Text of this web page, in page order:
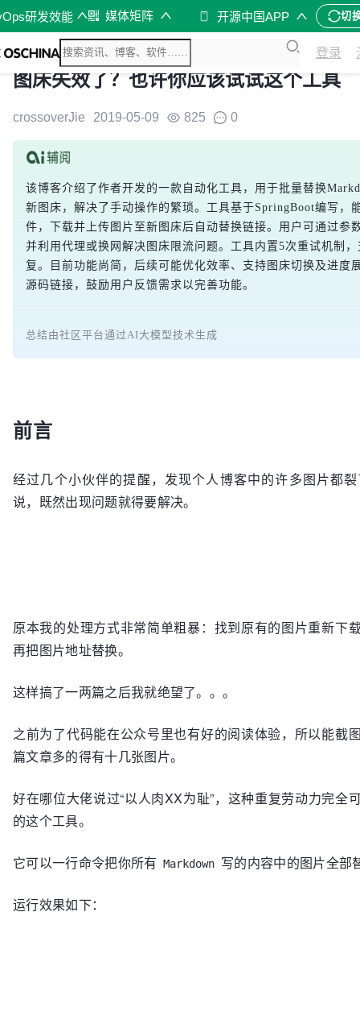
研发效能 媒体矩阵 开源中国APP 切
登录
图床失效了？也许你应该试试这个工具
crossoverJie 2019-05-09 825 0
该博客介绍了作者开发的一款自动化工具，用于批量替换
新图床，解决了手动操作的繁琐。工具基于SpringBoot编写，
件，下载并上传图片至新图床后自动替换链接。用户可通过参
并利用代理或换网解决图床限流问题。工具内置5次重试机制
复。目前功能尚简，后续可能优化效率、支持图床切换及进度
源码链接，鼓励用户反馈需求以完善功能。
总结由社区平台通过AI大模型技术生成
前言
经过几个小伙伴的提醒，发现个人博客中的许多图片都
说，既然出现问题就得要解决。
原本我的处理方式非常简单粗暴：找到原有的图片重新下
再把图片地址替换。
这样搞了一两篇之后我就绝望了。。。
之前为了代码能在公众号里也有好的阅读体验，所以能截
篇文章多的得有十几张图片。
好在哪位大佬说过“以人肉XX为耻”，这种重复劳动力完全
的这个工具。
它可以一行命令把你所有 Markdown 写的内容中的图片全部
运行效果如下：